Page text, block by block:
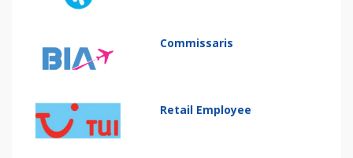
Commissaris
Retail Employee